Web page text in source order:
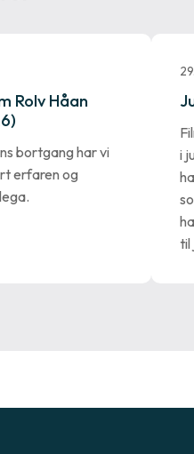
Rolv Håan
bortgang har vi
erfaren og
i
til